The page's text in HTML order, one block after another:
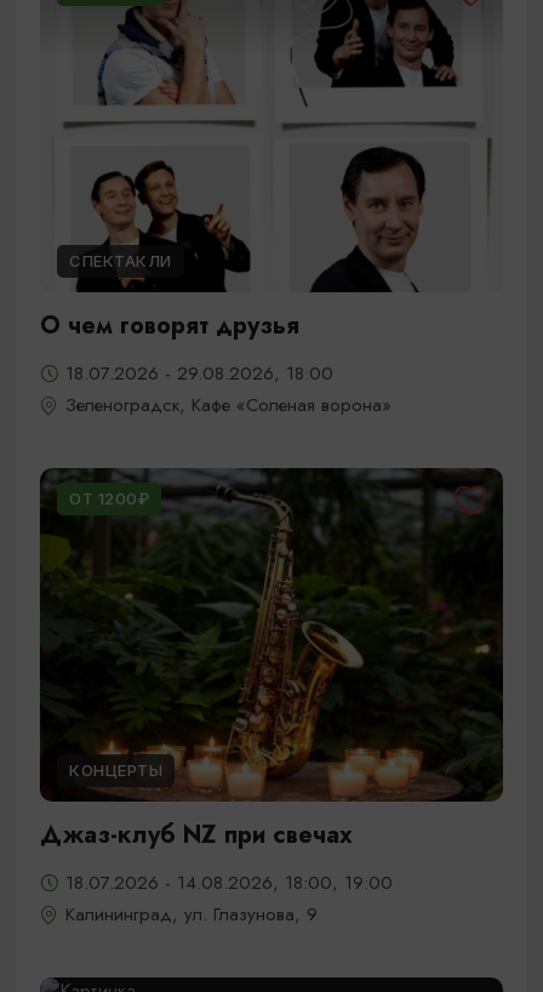
СПЕКТАКЛИ
О чем говорят друзья
18.07.2026 - 29.08.2026, 18:00
Зеленоградск, Кафе «Соленая ворона»
ОТ 1200₽
КОНЦЕРТЫ
Джаз-клуб NZ при свечах
18.07.2026 - 14.08.2026, 18:00, 19:00
Калининград, ул. Глазунова, 9